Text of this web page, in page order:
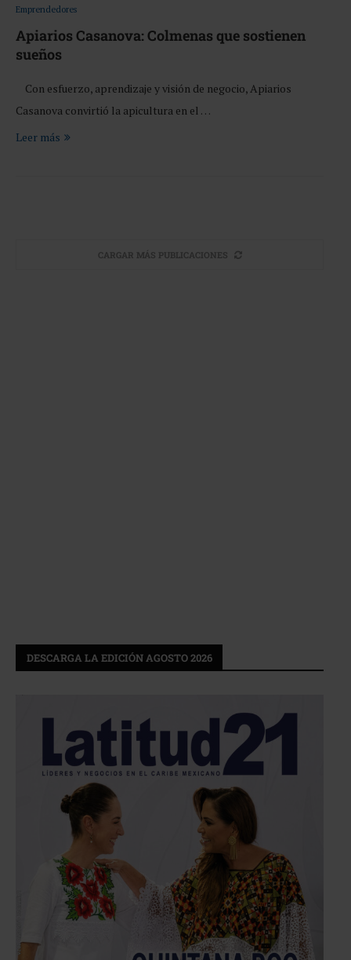
Emprendedores
Apiarios Casanova: Colmenas que sostienen
sueños
Con esfuerzo, aprendizaje y visión de negocio, Apiarios
Casanova convirtió la apicultura en el …
Leer más
CARGAR MÁS PUBLICACIONES
DESCARGA LA EDICIÓN AGOSTO 2026